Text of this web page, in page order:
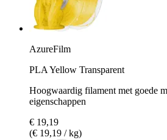
AzureFilm
PLA Yellow Transparent
Hoogwaardig filament met goede
eigenschappen
€ 19,19
(€ 19,19 / kg)